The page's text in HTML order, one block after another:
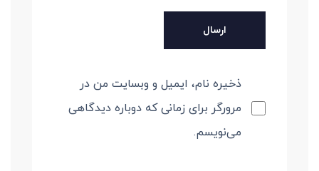
ذخیره نام، ایمیل و وبسایت من در
مرورگر برای زمانی که دوباره دیدگاهی
می‌نویسم.